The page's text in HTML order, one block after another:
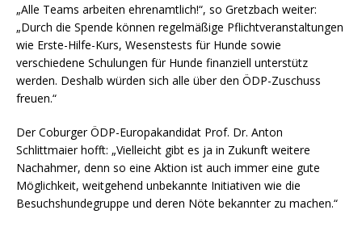
„Alle Teams arbeiten ehrenamtlich!“, so Gretzbach weiter:
„Durch die Spende können regelmäßige Pflichtveranstaltungen
wie Erste-Hilfe-Kurs, Wesenstests für Hunde sowie
verschiedene Schulungen für Hunde finanziell unterstütz
werden. Deshalb würden sich alle über den ÖDP-Zuschuss
freuen.“
Der Coburger ÖDP-Europakandidat Prof. Dr. Anton
Schlittmaier hofft: „Vielleicht gibt es ja in Zukunft weitere
Nachahmer, denn so eine Aktion ist auch immer eine gute
Möglichkeit, weitgehend unbekannte Initiativen wie die
Besuchshundegruppe und deren Nöte bekannter zu machen.“